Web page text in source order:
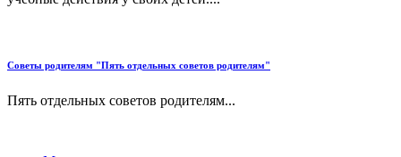
Советы родителям "Пять отдельных советов родителям"
Пять отдельных советов родителям...